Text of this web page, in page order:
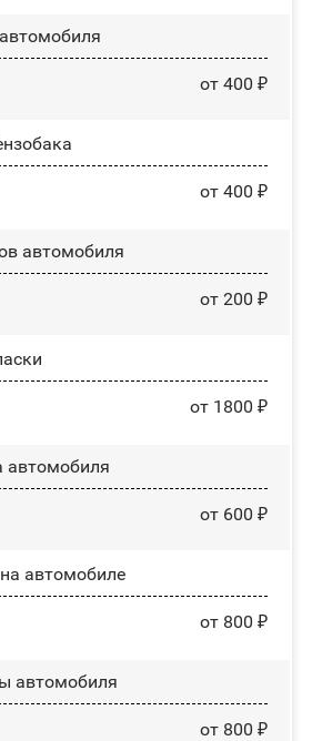
от 400 ₽
от 400 ₽
автомобиля
от 200 ₽
от 1800 ₽
автомобиля
от 600 ₽
автомобиле
от 800 ₽
автомобиля
от 800 ₽